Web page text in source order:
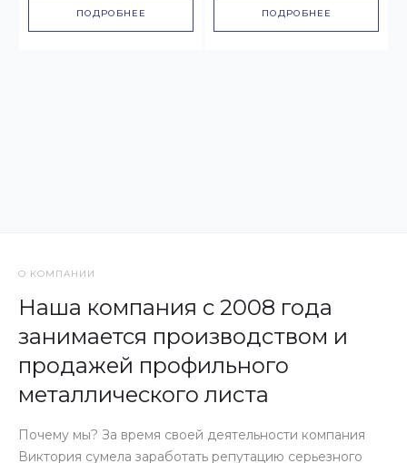
ПОДРОБНЕЕ ПОДРОБНЕЕ
О КОМПАНИИ
Наша компания с 2008 года
занимается производством и
продажей профильного
металлического листа
Почему мы? За время своей деятельности компания
Виктория сумела заработать репутацию серьезного